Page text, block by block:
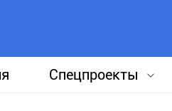
Спецпроекты